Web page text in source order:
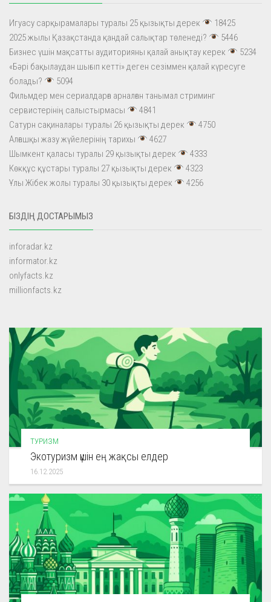
Игуасу сарқырамалары туралы 25 қызықты дерек
18425
2025 жылы Қазақстанда қандай салықтар төленеді?
5446
Бизнес үшін мақсатты аудиторияны қалай анықтау керек
5234
«Бәрі бақылаудан шығып кетті» деген сезіммен қалай күресуге
болады?
5094
Фильмдер мен сериалдарға арналған танымал стриминг
сервистерінің салыстырмасы
4841
Сатурн сақиналары туралы 26 қызықты дерек
4750
Алғашқы жазу жүйелерінің тарихы
4627
Шымкент қаласы туралы 29 қызықты дерек
4333
Көкқұс құстары туралы 27 қызықты дерек
4323
Ұлы Жібек жолы туралы 30 қызықты дерек
4256
БІЗДІҢ ДОСТАРЫМЫЗ
inforadar.kz
informator.kz
onlyfacts.kz
millionfacts.kz
ТУРИЗМ
Экотуризм үшін ең жақсы елдер
16.12.2025